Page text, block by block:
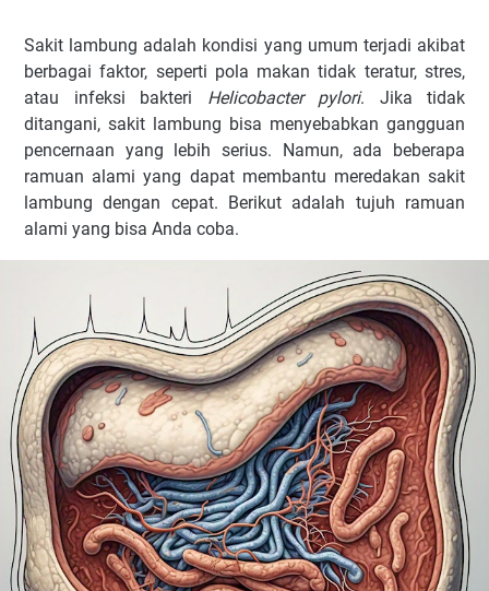
Sakit lambung adalah kondisi yang umum terjadi akibat
berbagai faktor, seperti pola makan tidak teratur, stres,
atau infeksi bakteri Helicobacter pylori. Jika tidak
ditangani, sakit lambung bisa menyebabkan gangguan
pencernaan yang lebih serius. Namun, ada beberapa
ramuan alami yang dapat membantu meredakan sakit
lambung dengan cepat. Berikut adalah tujuh ramuan
alami yang bisa Anda coba.